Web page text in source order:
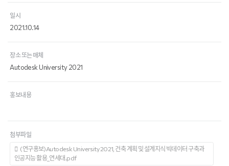
일시
2021.10.14
장소 또는 매체
Autodesk University 2021
홍보내용
첨부파일
(연구홍보)Autodesk University 2021, 건축 계획 및 설계지식 빅데이터 구축과
인공지능 활용_연세대.pdf